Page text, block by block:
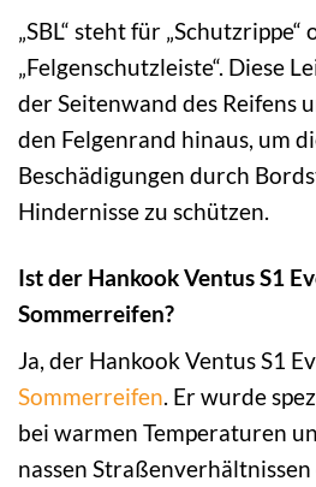
„SBL“ steht für „Schutzrippe“
„Felgenschutzleiste“. Diese
der Seitenwand des Reifens
den Felgenrand hinaus, um
Beschädigungen durch
Hindernisse zu schützen.
Ist der Hankook Ventus S1
Sommerreifen?
Ja, der Hankook Ventus S1
Sommerreifen. Er wurde
bei warmen Temperaturen
nassen